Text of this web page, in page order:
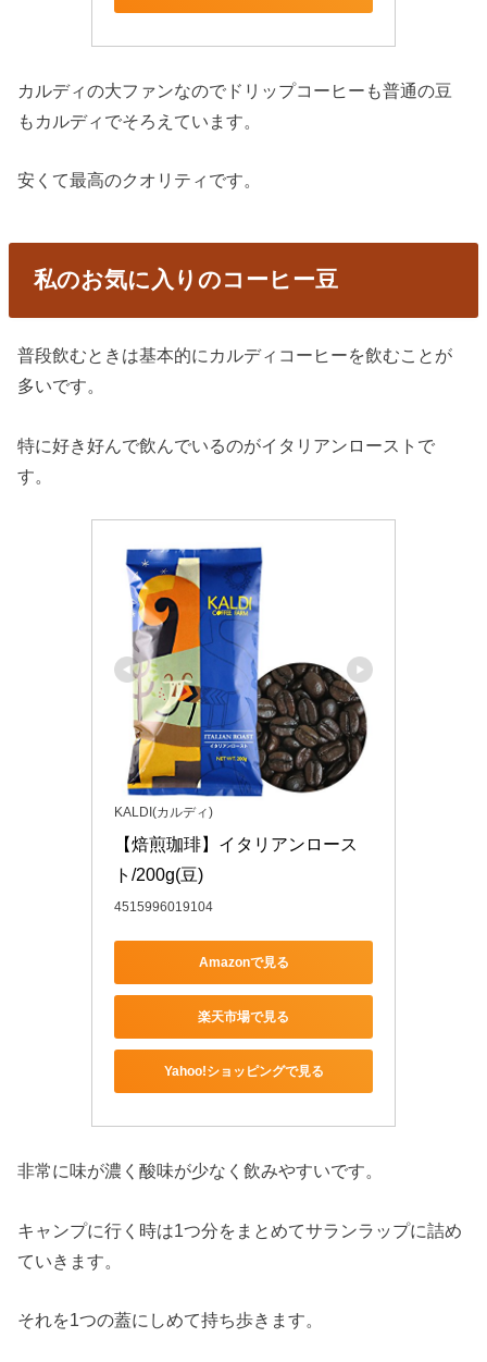
カルディの大ファンなのでドリップコーヒーも普通の豆
もカルディでそろえています。
安くて最高のクオリティです。
私のお気に入りのコーヒー豆
普段飲むときは基本的にカルディコーヒーを飲むことが
多いです。
特に好き好んで飲んでいるのがイタリアンローストで
す。
KALDI(カルディ)
【焙煎珈琲】イタリアンロース
ト/200g(豆)
4515996019104
Amazonで見る
楽天市場で見る
Yahoo!ショッピングで見る
非常に味が濃く酸味が少なく飲みやすいです。
キャンプに行く時は1つ分をまとめてサランラップに詰め
ていきます。
それを1つの蓋にしめて持ち歩きます。